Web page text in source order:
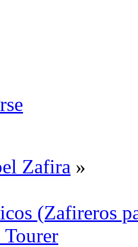
Zafira »
(Zafireros